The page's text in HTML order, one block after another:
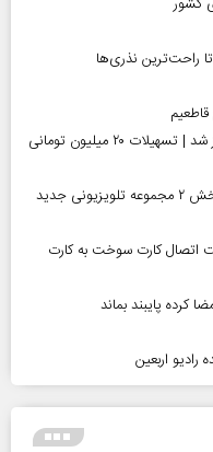
راحت‌ترین نذری‌ها
ثبت‌نام وام اربعین بازنشستگان کشوری آغاز شد | تسهیلات ۲۰ میلیون تومانی
هنرمند منحصر‌به‌فردی را از دست دادیم/ پخش ۲ مجموعه تلویزیونی جدید
اتصال کارت سوخت به کارت
کرده پایبند بماند
رادیو اربعین